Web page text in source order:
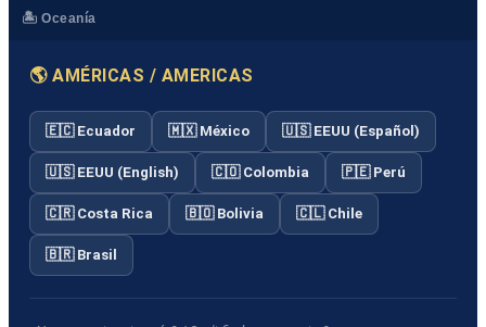
🏝️ Oceanía
🌎 AMÉRICAS / AMERICAS
🇪🇨 Ecuador 🇲🇽 México 🇺🇸 EEUU (Español)
🇺🇸 EEUU (English) 🇨🇴 Colombia 🇵🇪 Perú
🇨🇷 Costa Rica 🇧🇴 Bolivia 🇨🇱 Chile
🇧🇷 Brasil